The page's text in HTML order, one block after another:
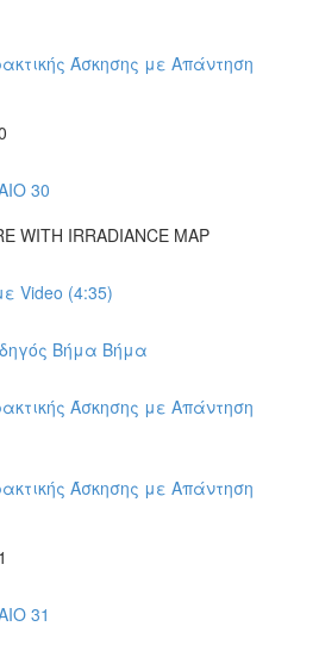
Άσκησης με Απάντηση
30
WITH IRRADIANCE MAP
Video (4:35)
Βήμα Βήμα
Άσκησης με Απάντηση
Άσκησης με Απάντηση
31